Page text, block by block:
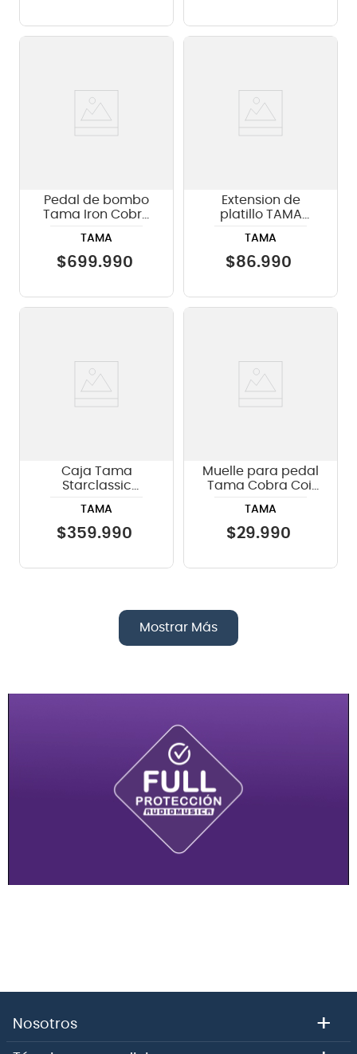
Pedal de bombo
Tama Iron Cobra
mirror rod
TAMA
$699.990
Extension de
platillo TAMA
TAMA
$86.990
Caja Tama
Starclassic
Drive Toms - Dusty
Rose
TAMA
$359.990
Muelle para pedal
Tama Cobra Coil
TAMA
$29.990
Mostrar Más
Nosotros +